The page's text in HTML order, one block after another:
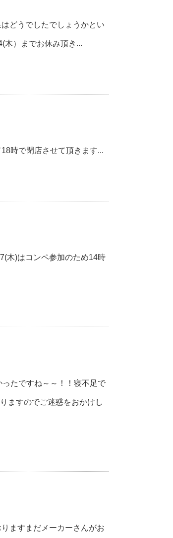
どうでしたでしょうかとい
木）までお休み頂き...
時で閉店させて頂きます...
木)はコンペ参加のため14時
たですね～～！！寝不足で
ますのでご迷惑をおかけし
ますまだメーカーさんがお